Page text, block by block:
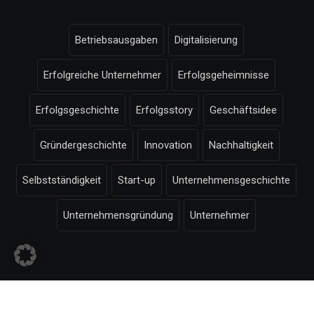
Betriebsausgaben Digitalisierung
Erfolgreiche Unternehmer Erfolgsgeheimnisse
Erfolgsgeschichte Erfolgsstory Geschäftsidee
Gründergeschichte Innovation Nachhaltigkeit
Selbstständigkeit Start-up Unternehmensgeschichte
Unternehmensgründung Unternehmer